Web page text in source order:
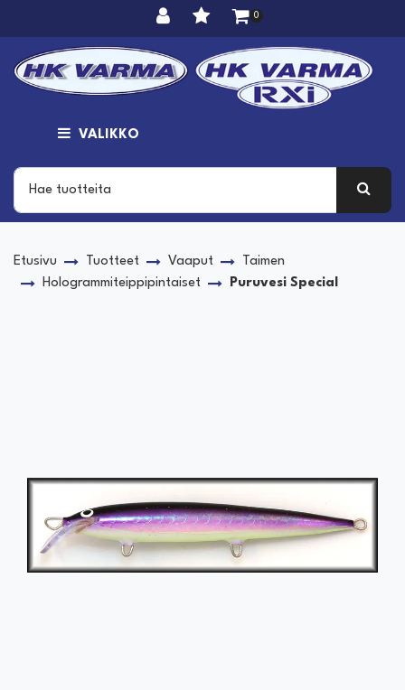
0
VALIKKO
Etusivu Tuotteet Vaaput
Taimen
Hologrammiteippipintaiset
Puruvesi Special